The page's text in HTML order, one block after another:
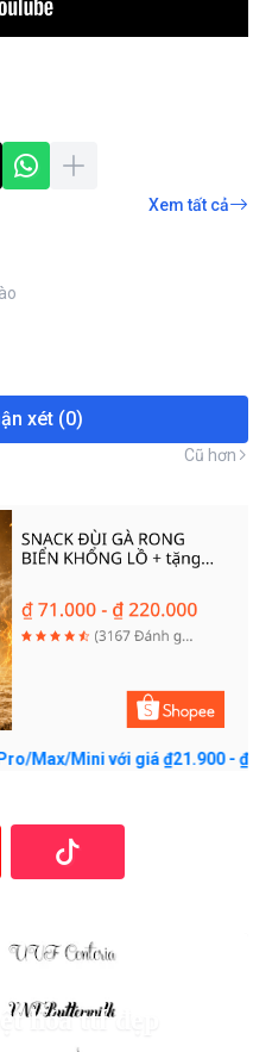
Xem tất cả
xét (0)
Cũ hơn
với giá ₫21.900 - ₫45.000.
hóa ttf đẹp